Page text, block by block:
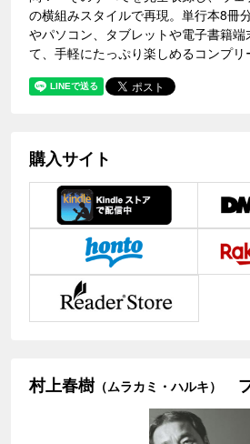
の横組みスタイルで再現。単行本8冊
やパソコン、タブレットや電子書籍端
て、手軽にたっぷり楽しめるコンプリ
購入サイト
村上春樹（ムラカミ・ハルキ）